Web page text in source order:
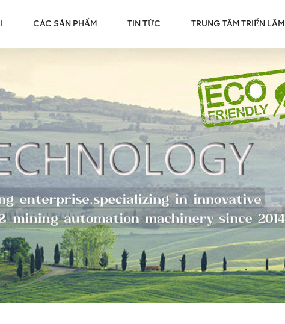
CÁC SẢN PHẨM TIN TỨC TRUNG TÂM TRIỂN LÃM